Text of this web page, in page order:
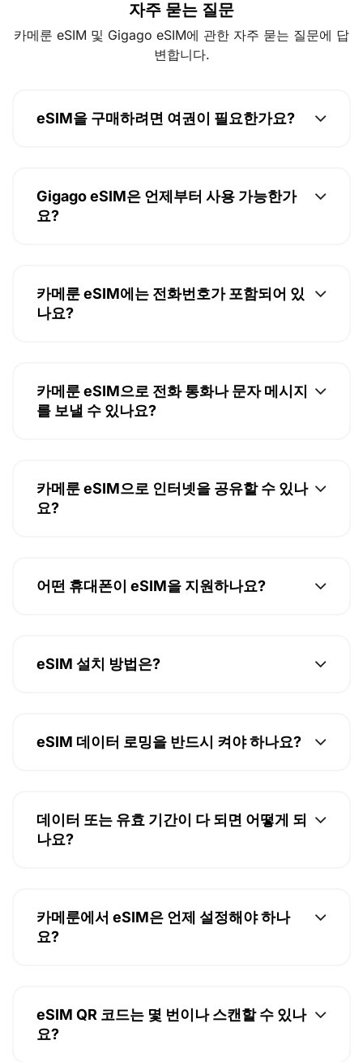
자주 묻는 질문
카메룬 eSIM 및 Gigago eSIM에 관한 자주 묻는 질문에 답
변합니다.
eSIM을 구매하려면 여권이 필요한가요?
Gigago eSIM은 언제부터 사용 가능한가
요?
카메룬 eSIM에는 전화번호가 포함되어 있
나요?
카메룬 eSIM으로 전화 통화나 문자 메시지
를 보낼 수 있나요?
카메룬 eSIM으로 인터넷을 공유할 수 있나
요?
어떤 휴대폰이 eSIM을 지원하나요?
eSIM 설치 방법은?
eSIM 데이터 로밍을 반드시 켜야 하나요?
데이터 또는 유효 기간이 다 되면 어떻게 되
나요?
카메룬에서 eSIM은 언제 설정해야 하나
요?
eSIM QR 코드는 몇 번이나 스캔할 수 있나
요?